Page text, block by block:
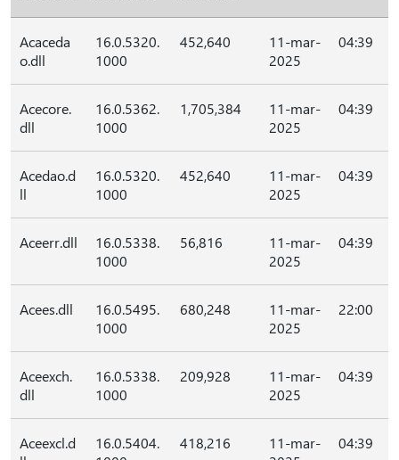
Acaceda
o.dll
16.0.5320.
1000
452,640
11-mar-
2025
04:39
Acecore.
dll
16.0.5362.
1000
1,705,384
11-mar-
2025
04:39
Acedao.d
ll
16.0.5320.
1000
452,640
11-mar-
2025
04:39
Aceerr.dll
16.0.5338.
1000
56,816
11-mar-
2025
04:39
Acees.dll
16.0.5495.
1000
680,248
11-mar-
2025
22:00
Aceexch.
dll
16.0.5338.
1000
209,928
11-mar-
2025
04:39
Aceexcl.d
16.0.5404.
418,216
11-mar-
04:39